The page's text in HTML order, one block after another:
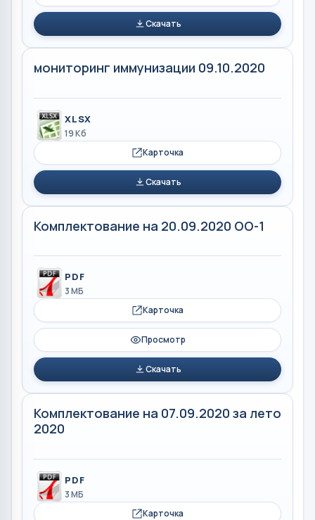
Скачать
мониторинг иммунизации 09.10.2020
XLSX
19 Кб
Карточка
Скачать
Комплектование на 20.09.2020 ОО-1
PDF
3 МБ
Карточка
Просмотр
Скачать
Комплектование на 07.09.2020 за лето
2020
PDF
3 МБ
Карточка